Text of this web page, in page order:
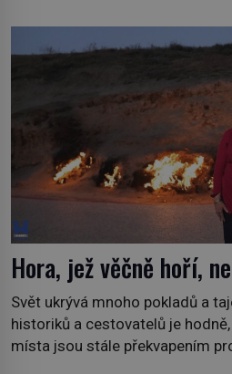
jiných. My se raději podíváme
prozkoumáme, jaká další
Hora, jež věčně hoří,
Svět ukrývá mnoho pokladů a
historiků a cestovatelů je
místa jsou stále překvapením